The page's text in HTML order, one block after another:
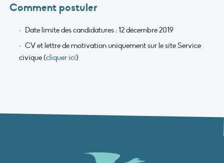
Comment postuler
Date limite des candidatures : 12 décembre 2019
CV et lettre de motivation uniquement sur le site Service
civique (cliquer ici)